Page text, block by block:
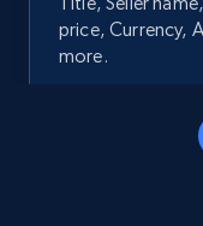
price, Currency,
more.